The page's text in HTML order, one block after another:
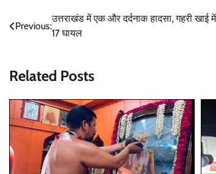
Post
Previous:
उत्तराखंड में एक और दर्दनाक हादसा, गहरी खाई
17 घायल
Related Posts